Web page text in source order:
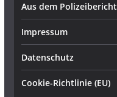
Aus dem Polizeibericht
Impressum
Datenschutz
Cookie-Richtlinie (EU)